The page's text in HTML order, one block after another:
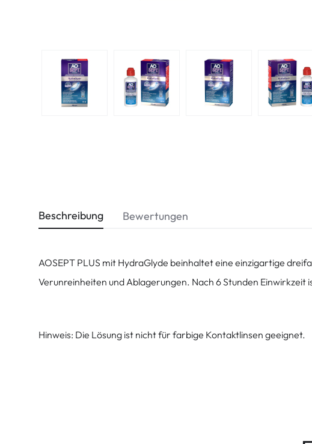
Beschreibung
AOSEPT PLUS mit HydraGlyde beinhaltet eine einzigartige
Verunreinheiten und Ablagerungen. Nach 6 Stunden Einwirkzeit
Hinweis: Die Lösung ist nicht für farbige Kontaktlinsen geeignet.
Bewertungen